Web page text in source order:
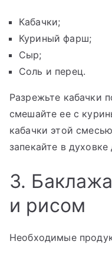
Кабачки;
Куриный фарш;
Сыр;
Соль и перец.
Разрежьте кабачки
смешайте ее с
кабачки этой
запекайте в
3.
и рисом
Необходимые